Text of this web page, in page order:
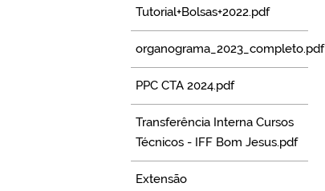
Tutorial+Bolsas+2022.pdf
organograma_2023_completo.pdf
PPC CTA 2024.pdf
Transferência Interna Cursos
Técnicos - IFF Bom Jesus.pdf
Extensão